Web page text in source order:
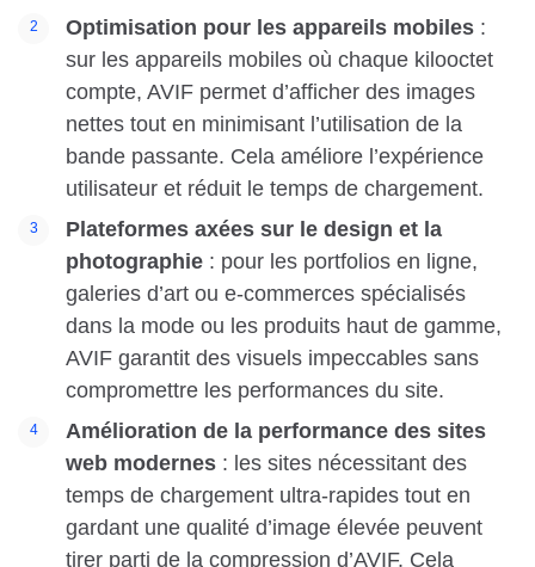
Optimisation pour les appareils mobiles :
sur les appareils mobiles où chaque kilooctet
compte, AVIF permet d’afficher des images
nettes tout en minimisant l’utilisation de la
bande passante. Cela améliore l’expérience
utilisateur et réduit le temps de chargement.
Plateformes axées sur le design et la
photographie : pour les portfolios en ligne,
galeries d’art ou e-commerces spécialisés
dans la mode ou les produits haut de gamme,
AVIF garantit des visuels impeccables sans
compromettre les performances du site.
Amélioration de la performance des sites
web modernes : les sites nécessitant des
temps de chargement ultra-rapides tout en
gardant une qualité d’image élevée peuvent
tirer parti de la compression d’AVIF. Cela